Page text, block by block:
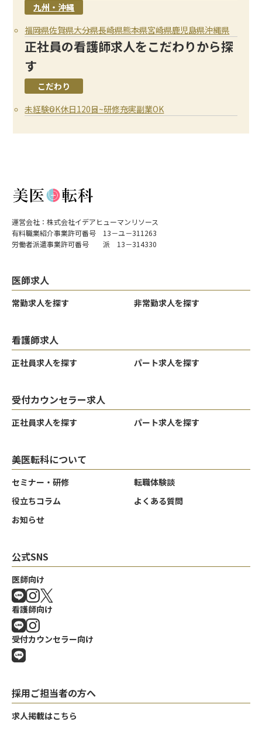
九州・沖縄
福岡県佐賀県大分県長崎県熊本県宮崎県鹿児島県沖縄県
正社員の看護師求人をこだわりから探
す
こだわり
未経験OK休日120日~研修充実副業OK
運営会社：株式会社イデアヒューマンリソース
有料職業紹介事業許可番号 13－ユ－311263
労働者派遣事業許可番号 派 13－314330
医師求人
常勤求人を探す 非常勤求人を探す
看護師求人
正社員求人を探す パート求人を探す
受付カウンセラー求人
正社員求人を探す パート求人を探す
美医転科について
セミナー・研修
転職体験談
役立ちコラム
よくある質問
お知らせ
公式SNS
医師向け
看護師向け
受付カウンセラー向け
採用ご担当者の方へ
求人掲載はこちら